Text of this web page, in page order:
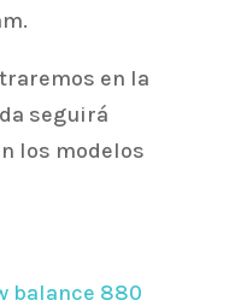
en la
seguirá
los modelos